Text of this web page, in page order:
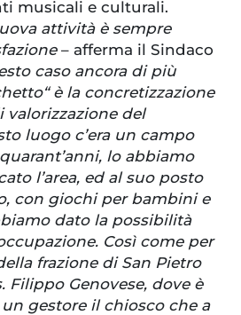
musicali e culturali.
attività è sempre
– afferma il Sindaco
caso ancora di più
è la concretizzazione
del
luogo c’era un campo
lo abbiamo
l’area, ed al suo posto
con giochi per bambini e
dato la possibilità
Così come per
frazione di San Pietro
Filippo Genovese, dove è
gestore il chiosco che a